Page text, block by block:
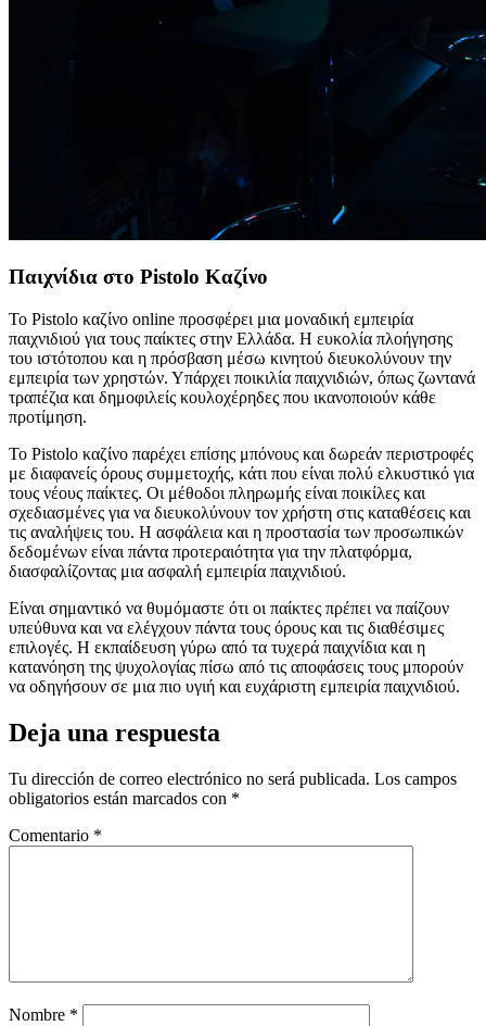
Παιχνίδια στο Pistolo Καζίνο
Το Pistolo καζίνο online προσφέρει μια μοναδική εμπειρία
παιχνιδιού για τους παίκτες στην Ελλάδα. Η ευκολία πλοήγησης
του ιστότοπου και η πρόσβαση μέσω κινητού διευκολύνουν την
εμπειρία των χρηστών. Υπάρχει ποικιλία παιχνιδιών, όπως ζωντανά
τραπέζια και δημοφιλείς κουλοχέρηδες που ικανοποιούν κάθε
προτίμηση.
Το Pistolo καζίνο παρέχει επίσης μπόνους και δωρεάν περιστροφές
με διαφανείς όρους συμμετοχής, κάτι που είναι πολύ ελκυστικό για
τους νέους παίκτες. Οι μέθοδοι πληρωμής είναι ποικίλες και
σχεδιασμένες για να διευκολύνουν τον χρήστη στις καταθέσεις και
τις αναλήψεις του. Η ασφάλεια και η προστασία των προσωπικών
δεδομένων είναι πάντα προτεραιότητα για την πλατφόρμα,
διασφαλίζοντας μια ασφαλή εμπειρία παιχνιδιού.
Είναι σημαντικό να θυμόμαστε ότι οι παίκτες πρέπει να παίζουν
υπεύθυνα και να ελέγχουν πάντα τους όρους και τις διαθέσιμες
επιλογές. Η εκπαίδευση γύρω από τα τυχερά παιχνίδια και η
κατανόηση της ψυχολογίας πίσω από τις αποφάσεις τους μπορούν
να οδηγήσουν σε μια πιο υγιή και ευχάριστη εμπειρία παιχνιδιού.
Deja una respuesta
Tu dirección de correo electrónico no será publicada. Los campos
obligatorios están marcados con *
Comentario *
Nombre *